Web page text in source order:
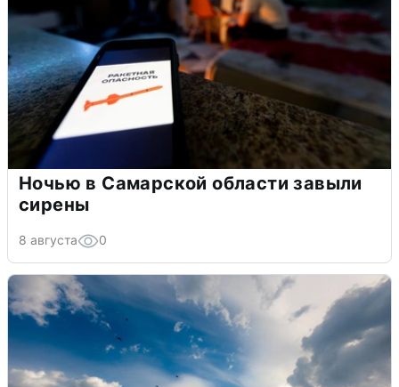
Ночью в Самарской области завыли
сирены
8 августа 0